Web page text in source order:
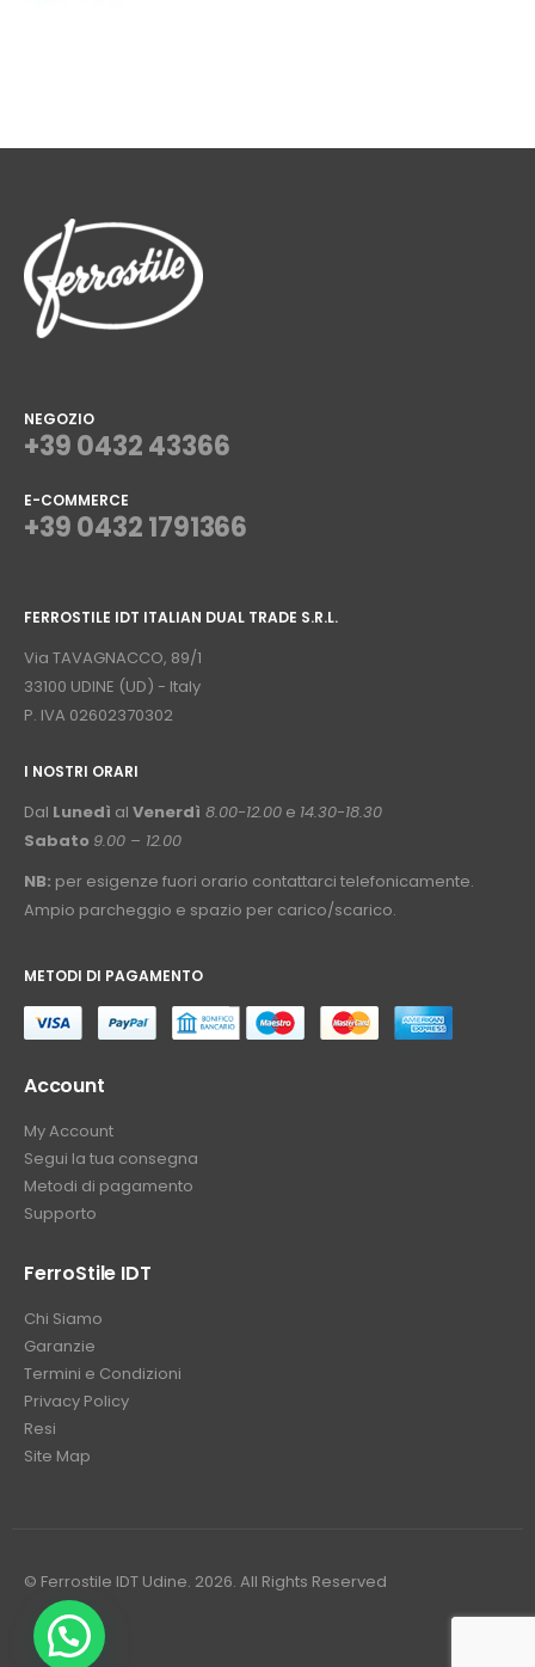
NEGOZIO
+39 0432 43366
E-COMMERCE
+39 0432 1791366
FERROSTILE IDT ITALIAN DUAL TRADE S.R.L.
Via TAVAGNACCO, 89/1
33100 UDINE (UD) - Italy
P. IVA 02602370302
I NOSTRI ORARI
Dal Lunedì al Venerdì 8.00-12.00 e 14.30-18.30
Sabato 9.00 – 12.00
NB: per esigenze fuori orario contattarci telefonicamente.
Ampio parcheggio e spazio per carico/scarico.
METODI DI PAGAMENTO
Account
My Account
Segui la tua consegna
Metodi di pagamento
Supporto
FerroStile IDT
Chi Siamo
Garanzie
Termini e Condizioni
Privacy Policy
Resi
Site Map
© Ferrostile IDT Udine. 2026. All Rights Reserved